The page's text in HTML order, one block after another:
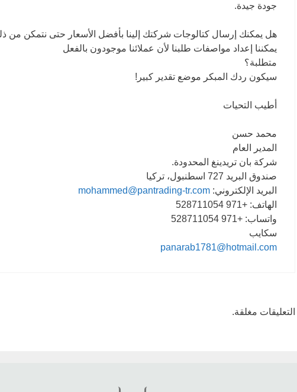
جودة جيدة.
هل يمكنك إرسال كتالوجات شركتك إلينا بأفضل الأسعار حتى نتمكن من
يمكننا إعداد مواصفات طلبنا لأن عملائنا موجودون بالفعل
متطلبة؟
سيكون ردك المبكر موضع تقدير كبير!
أطيب التحيات
محمد حسن
المدير العام
شركة بان تريدينغ المحدودة.
صندوق البريد 727 اسطنبول، تركيا
البريد الإلكتروني: mohammed@pantrading-tr.com
الهاتف: +971 528711054
واتساب: +971 528711054
سكايب
panarab1781@hotmail.com
التعليقات مغلقة.